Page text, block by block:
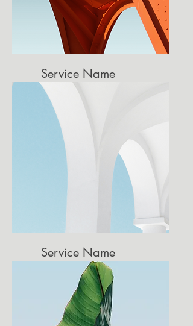
Service Name
Describe one of your services
Service Name
Describe one of your services